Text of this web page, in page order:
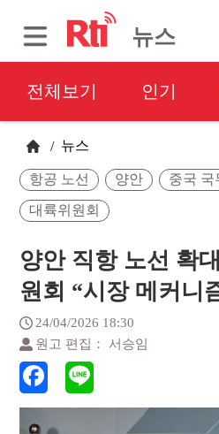
뉴스
전체보기 인기
/ 뉴스
항공 노선 양안 중국 국
대륙위원회
양안 직항 노선 확
원회 “시장 메커니
24/04/2026 18:30
원고 편집： 서승임